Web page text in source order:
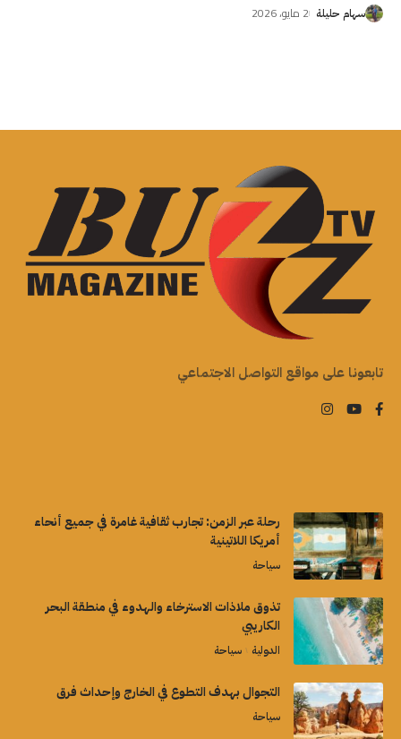
سهام حليلة 2 مايو، 2026
تابعونا على مواقع التواصل الاجتماعي
رحلة عبر الزمن: تجارب ثقافية غامرة في جميع أنحاء
أمريكا اللاتينية
سياحة
تذوق ملاذات الاسترخاء والهدوء في منطقة البحر
الكاريبي
الدولية سياحة
التجوال بهدف التطوع في الخارج وإحداث فرق
سياحة